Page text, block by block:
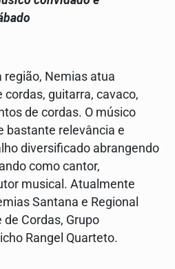
região, Nemias atua
guitarra, cavaco,
de cordas. O músico
bastante relevância e
diversificado abrangendo
como cantor,
musical. Atualmente
Santana e Regional
de Cordas, Grupo
Rangel Quarteto.